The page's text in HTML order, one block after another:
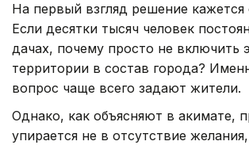
На первый взгляд решение
Если десятки тысяч человек
дачах, почему просто не включить
территории в состав города?
вопрос чаще всего задают жители.
Однако, как объясняют в акимате,
упирается не в отсутствие